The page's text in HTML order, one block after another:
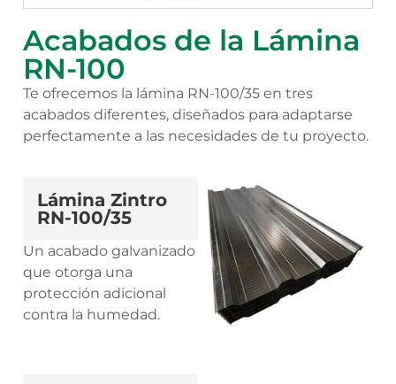
Acabados de la Lámina
RN-100
Te ofrecemos la lámina RN-100/35 en tres
acabados diferentes, diseñados para adaptarse
perfectamente a las necesidades de tu proyecto.
Lámina Zintro
RN-100/35
Un acabado galvanizado
que otorga una
protección adicional
contra la humedad.